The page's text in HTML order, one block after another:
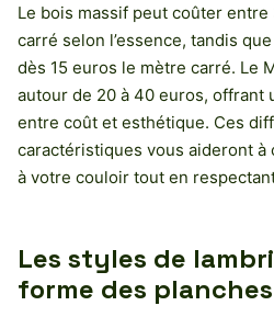
Le bois massif peut coûter
carré selon l’essence, tandis
dès 15 euros le mètre carré. Le
autour de 20 à 40 euros, offrant
entre coût et esthétique. Ces
caractéristiques vous aideront à
à votre couloir tout en
Les styles de
forme des